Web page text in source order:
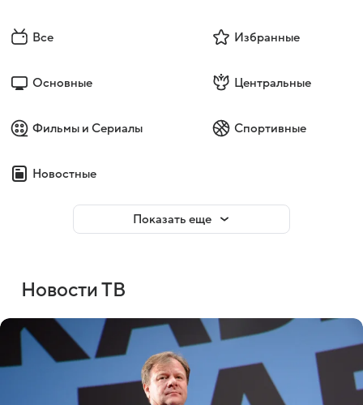
Все Избранные
Основные Центральные
Фильмы и Сериалы Спортивные
Новостные
Показать еще
Новости ТВ